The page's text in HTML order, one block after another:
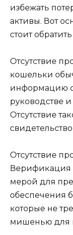
избежать
активы. Вот
стоит
Отсутствие
кошельки
информацию
руководстве
Отсутствие
Отсутствие
Верификация
мерой для
обеспечения
которые не
мишенью для